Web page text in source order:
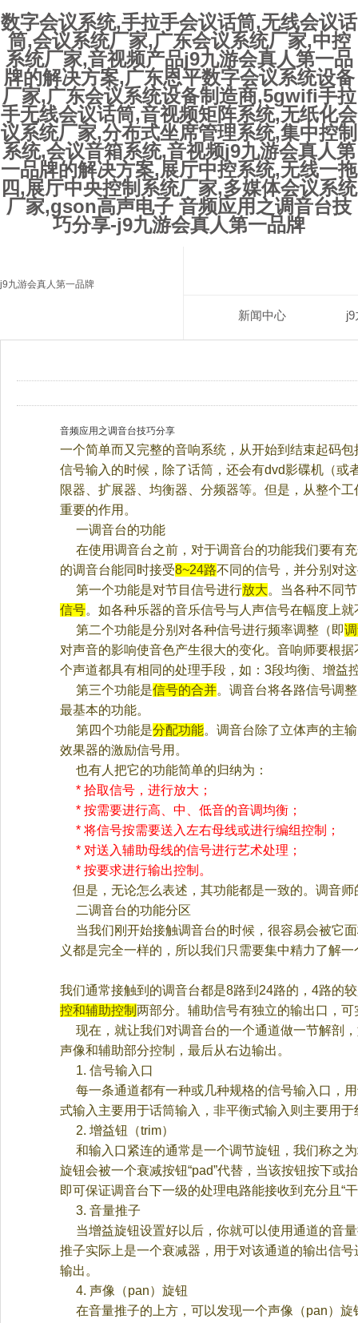
数字会议系统,手拉手会议话筒,无线会议话
筒,会议系统厂家,广东会议系统厂家,中控
系统厂家,音视频产品j9九游会真人第一品
牌的解决方案,广东恩平数字会议系统设备
厂家,广东会议系统设备制造商,5gwifi手拉
手无线会议话筒,音视频矩阵系统,无纸化会
议系统厂家,分布式坐席管理系统,集中控制
系统,会议音箱系统,音视频j9九游会真人第
一品牌的解决方案,展厅中控系统,无线一拖
四,展厅中央控制系统厂家,多媒体会议系统
厂家,gson高声电子 音频应用之调音台技
巧分享-j9九游会真人第一品牌
j9九游会真人第一品牌
新闻中心
音频应用之调音台技巧分享
一个简单而又完整的音响系统，从开始到结束起码
信号输入的时候，除了话筒，还会有dvd影碟机（或
限器、扩展器、均衡器、分频器等。但是，从整个
重要的作用。
一调音台的功能
在使用调音台之前，对于调音台的功能我们要有
的调音台能同时接受8~24路不同的信号，并分别对
第一个功能是对节目信号进行放大。当各种不同
信号。如各种乐器的音乐信号与人声信号在幅度上
第二个功能是分别对各种信号进行频率调整（即
对声音的影响使音色产生很大的变化。音响师要根
个声道都具有相同的处理手段，如： 3段均衡、增益
第三个功能是信号的合并。调音台将各路信号调
最基本的功能。
第四个功能是分配功能。调音台除了立体声的主
效果器的激励信号用。
也有人把它的功能简单的归纳为：
* 拾取信号，进行放大；
* 按需要进行高、中、低音的音调均衡；
* 将信号按需要送入左右母线或进行编组控制；
* 对送入辅助母线的信号进行艺术处理；
* 按要求进行输出控制。
但是，无论怎么表述，其功能都是一致的。调音
二调音台的功能分区
当我们刚开始接触调音台的时候，很容易会被它
义都是完全一样的，所以我们只需要集中精力了解
我们通常接触到的调音台都是8路到 24路的， 4路的
控和辅助控制 两部分。辅助信号有独立的输出口，
现在，就让我们对调音台的一个通道做一节解剖
声像和辅助部分控制，最后从右边输出。
1. 信号输入口
每一条通道都有一种或几种规格的信号输入口，
式输入主要用于话筒输入，非平衡式输入则主要用
2. 增益钮（trim）
和输入口紧连的通常是一个调节旋钮，我们称之
旋钮会被一个衰减按钮“pad”代替，当该按钮按下或
即可保证调音台下一级的处理电路能接收到充分且 “
3. 音量推子
当增益旋钮设置好以后，你就可以使用通道的音
推子实际上是一个衰减器，用于对该通道的输出信
输出。
4. 声像（pan）旋钮
在音量推子的上方，可以发现一个声像（pan）旋